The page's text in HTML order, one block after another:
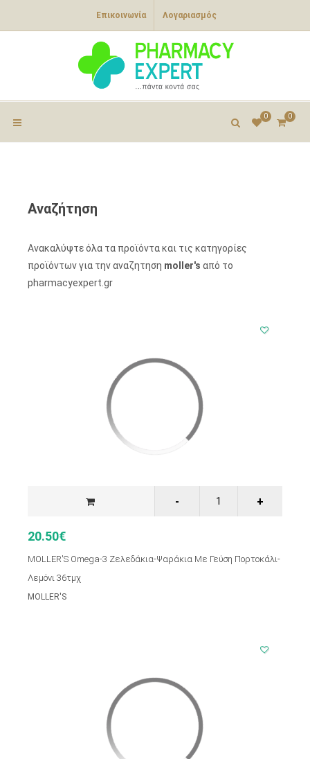
Επικοινωνία Λογαριασμός
0
0
Αναζήτηση
Ανακαλύψτε όλα τα προϊόντα και τις κατηγορίες
προϊόντων για την αναζητηση moller's από το
pharmacyexpert.gr
20.50€
MOLLER'S Omega-3 Zελεδάκια-Ψαράκια Με Γεύση Πορτοκάλι-
Λεμόνι 36τμχ
MOLLER'S